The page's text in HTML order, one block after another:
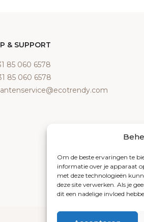
Om de beste ervaringen te
informatie over je apparaat
met deze technologieën
deze site verwerken. Als je
dit een nadelige invloed
& SUPPORT
85 060 6578
85 060 6578